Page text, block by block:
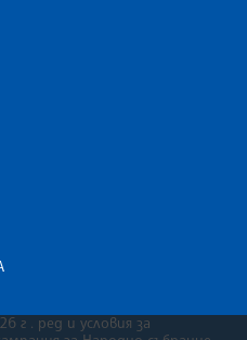
г . ред и условия за